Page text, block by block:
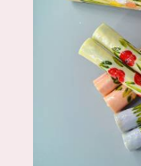
Promozione